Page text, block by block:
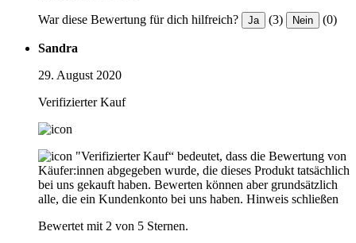
War diese Bewertung für dich hilfreich? Ja (3) Nein (0)
Sandra
29. August 2020
Verifizierter Kauf
"Verifizierter Kauf“ bedeutet, dass die Bewertung von
Käufer:innen abgegeben wurde, die dieses Produkt tatsächlich
bei uns gekauft haben. Bewerten können aber grundsätzlich
alle, die ein Kundenkonto bei uns haben. Hinweis schließen
Bewertet mit 2 von 5 Sternen.